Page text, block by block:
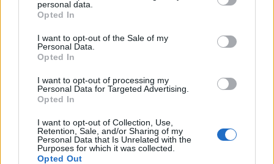
grant or deny consent to Google and its third-party tags to
use your data for below specified purposes in below Google
consent section.
personal data.
Opted In
I want to opt-out of the Sale of my
Personal Data.
Opted In
I want to opt-out of processing my
Personal Data for Targeted Advertising.
Opted In
I want to opt-out of Collection, Use,
Retention, Sale, and/or Sharing of my
Personal Data that Is Unrelated with the
Purposes for which it was collected.
Opted Out
4D nyomtatott konceptautó a BMW
100. szülinapjára
•2016. március 09.
Milyen autót vezetünk 2016-ban? A százéves BMW
tegnap mutatta be Münchenben a jövőt felvillantó
Az elképzelés szerint 2016 járgányát 4D
nyomtatással készítik, önvezető lesz, alakváltó
lökhárítókkal, kibővített valóságos…